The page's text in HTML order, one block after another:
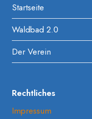
Startseite
Waldbad 2.0
Der Verein
Rechtliches
Impressum